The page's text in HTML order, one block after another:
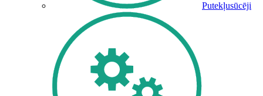
Putekļusūcēji